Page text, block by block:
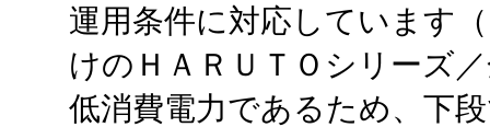
運用条件に対応しています
けのＨＡＲＵＴＯシリーズ
低消費電力であるため、下